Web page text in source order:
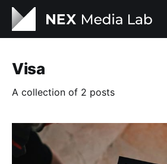
Visa
A collection of 2 posts